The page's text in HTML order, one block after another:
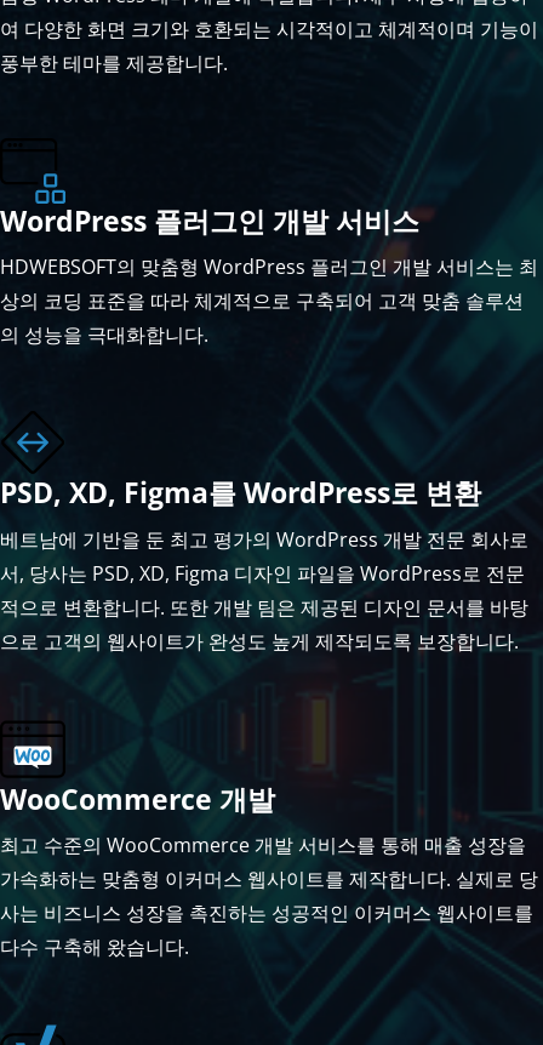
여 다양한 화면 크기와 호환되는 시각적이고 체계적이며 기능이
풍부한 테마를 제공합니다.
WordPress 플러그인 개발 서비스
HDWEBSOFT의 맞춤형 WordPress 플러그인 개발 서비스는 최
상의 코딩 표준을 따라 체계적으로 구축되어 고객 맞춤 솔루션
의 성능을 극대화합니다.
PSD, XD, Figma를 WordPress로 변환
베트남에 기반을 둔 최고 평가의 WordPress 개발 전문 회사로
서, 당사는 PSD, XD, Figma 디자인 파일을 WordPress로 전문
적으로 변환합니다. 또한 개발 팀은 제공된 디자인 문서를 바탕
으로 고객의 웹사이트가 완성도 높게 제작되도록 보장합니다.
WooCommerce 개발
최고 수준의 WooCommerce 개발 서비스를 통해 매출 성장을
가속화하는 맞춤형 이커머스 웹사이트를 제작합니다. 실제로 당
사는 비즈니스 성장을 촉진하는 성공적인 이커머스 웹사이트를
다수 구축해 왔습니다.